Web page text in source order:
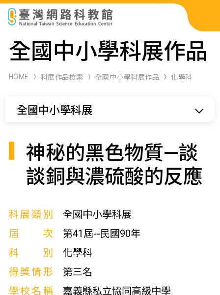
科展作品檢索
科學研習月刊
全國中小學科展作品
HOME 科展作品檢索 全國中小學科展作品 化學科
全國中小學科展
神秘的黑色物質—談
談銅與濃硫酸的反應
科展類別
全國中小學科展
屆次
第41屆--民國90年
科別
化學科
得獎情形
第三名
學校名稱
嘉義縣私立協同高級中學